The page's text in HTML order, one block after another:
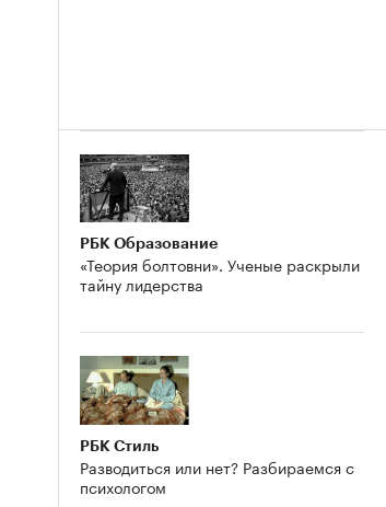
РБК Образование
«Теория болтовни». Ученые раскрыли
тайну лидерства
РБК Стиль
Разводиться или нет? Разбираемся с
психологом